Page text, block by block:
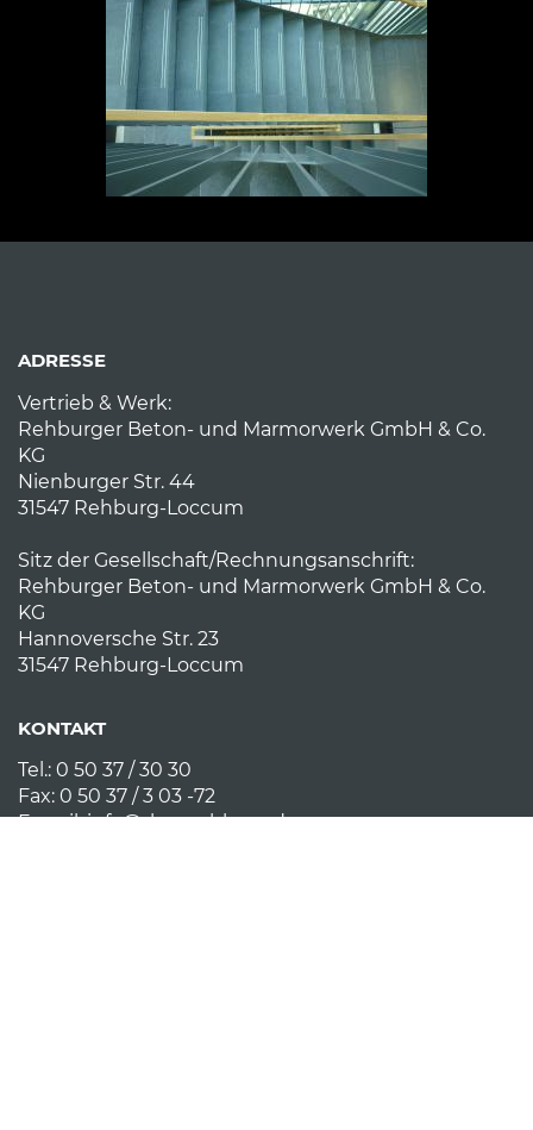
ADRESSE
Vertrieb & Werk:
Rehburger Beton- und Marmorwerk GmbH & Co.
KG
Nienburger Str. 44
31547 Rehburg-Loccum
Sitz der Gesellschaft/Rechnungsanschrift:
Rehburger Beton- und Marmorwerk GmbH & Co.
KG
Hannoversche Str. 23
31547 Rehburg-Loccum
KONTAKT
Tel.: 0 50 37 / 30 30
Fax: 0 50 37 / 3 03 -72
E-mail:info@rbm-rehburg.de